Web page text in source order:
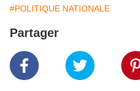
#POLITIQUE NATIONALE
Partager